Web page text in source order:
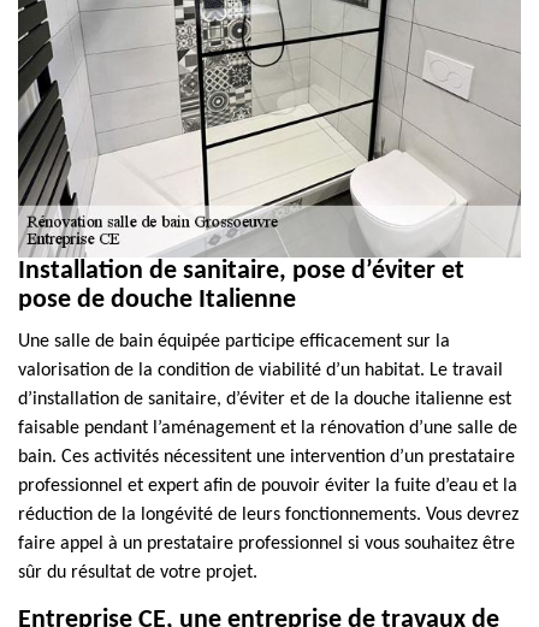
Installation de sanitaire, pose d’éviter et
pose de douche Italienne
Une salle de bain équipée participe efficacement sur la
valorisation de la condition de viabilité d’un habitat. Le travail
d’installation de sanitaire, d’éviter et de la douche italienne est
faisable pendant l’aménagement et la rénovation d’une salle de
bain. Ces activités nécessitent une intervention d’un prestataire
professionnel et expert afin de pouvoir éviter la fuite d’eau et la
réduction de la longévité de leurs fonctionnements. Vous devrez
faire appel à un prestataire professionnel si vous souhaitez être
sûr du résultat de votre projet.
Entreprise CE, une entreprise de travaux de